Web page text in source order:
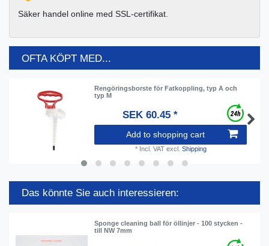
Säker handel online med SSL-certifikat.
OFTA KÖPT MED...
Rengöringsborste för Fatkoppling, typ A och
typ M
SEK 60.45 *
Add to shopping cart
* Incl. VATexcl. Shipping
Das könnte Sie auch interessieren:
Sponge cleaning ball för öllinjer - 100 stycken -
till NW 7mm